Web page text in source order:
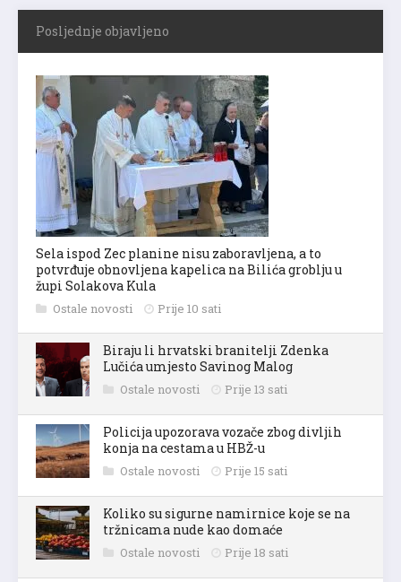
Posljednje objavljeno
Sela ispod Zec planine nisu zaboravljena, a to
potvrđuje obnovljena kapelica na Bilića groblju u
župi Solakova Kula
Ostale novosti Prije 10 sati
Biraju li hrvatski branitelji Zdenka
Lučića umjesto Savinog Malog
Ostale novosti Prije 13 sati
Policija upozorava vozače zbog divljih
konja na cestama u HBŽ-u
Ostale novosti Prije 15 sati
Koliko su sigurne namirnice koje se na
tržnicama nude kao domaće
Ostale novosti Prije 18 sati